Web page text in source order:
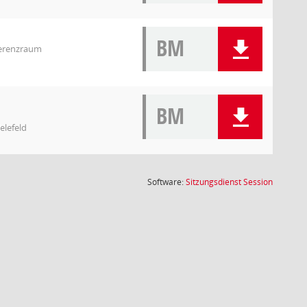
BM
BM
Software:SitzungsdienstSession(Wird in